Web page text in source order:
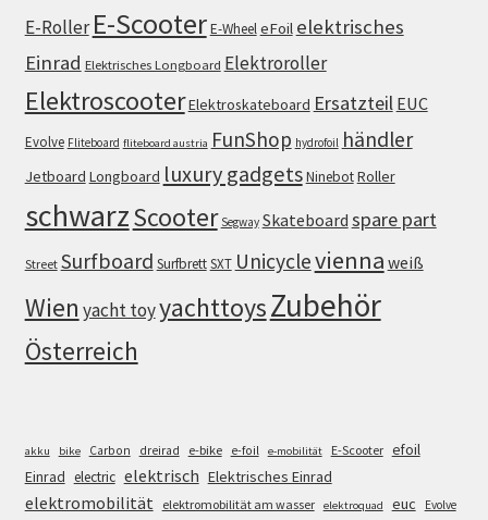
E-Roller E-ScooterE-WheeleFoil elektrisches
Einrad Elektrisches Longboard Elektroroller
ElektroscooterElektroskateboard Ersatzteil EUC
Evolve Fliteboard fliteboard austria FunShop hydrofoil händler
Jetboard Longboard luxury gadgetsNinebotRoller
schwarzScooter Segway Skateboard spare part
Street Surfboard SurfbrettSXT Unicyclevienna weiß
Wien yacht toyyachttoysZubehör
Österreich
akku bike Carbon dreirad e-bike e-foil e-mobilität E-Scooter efoil
Einrad electric elektrisch Elektrisches Einrad
elektromobilität elektromobilität am wasser elektroquad euc
Evolve